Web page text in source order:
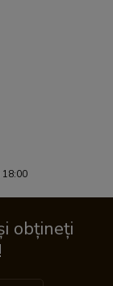
18:00
obțineți